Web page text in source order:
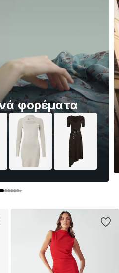
Το Κόκκινο